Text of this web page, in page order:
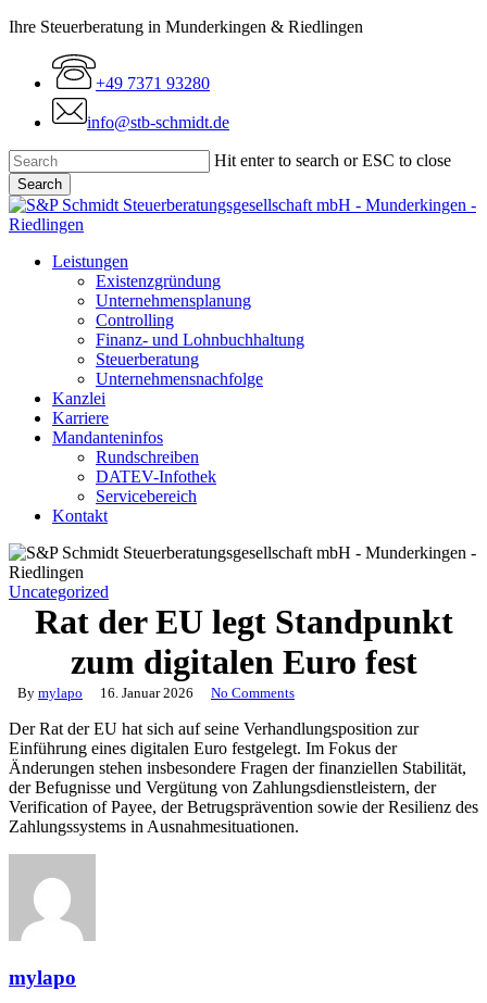
Skip
content
Ihre Steuerberatung in Munderkingen & Riedlingen
+49 7371 93280
info@stb-schmidt.de
Hit enter to search or ESC to close
Search
Close
Search
Menu
Leistungen
Existenzgründung
Unternehmensplanung
Controlling
Finanz- und Lohnbuchhaltung
Steuerberatung
Unternehmensnachfolge
Kanzlei
Karriere
Mandanteninfos
Rundschreiben
DATEV-Infothek
Servicebereich
Kontakt
Uncategorized
Rat der EU legt Standpunkt
zum digitalen Euro fest
By mylapo 16. Januar 2026 No Comments
Der Rat der EU hat sich auf seine Verhandlungsposition zur
Einführung eines digitalen Euro festgelegt. Im Fokus der
Änderungen stehen insbesondere Fragen der finanziellen Stabilität,
der Befugnisse und Vergütung von Zahlungsdienstleistern, der
Verification of Payee, der Betrugsprävention sowie der Resilienz des
Zahlungssystems in Ausnahmesituationen.
mylapo